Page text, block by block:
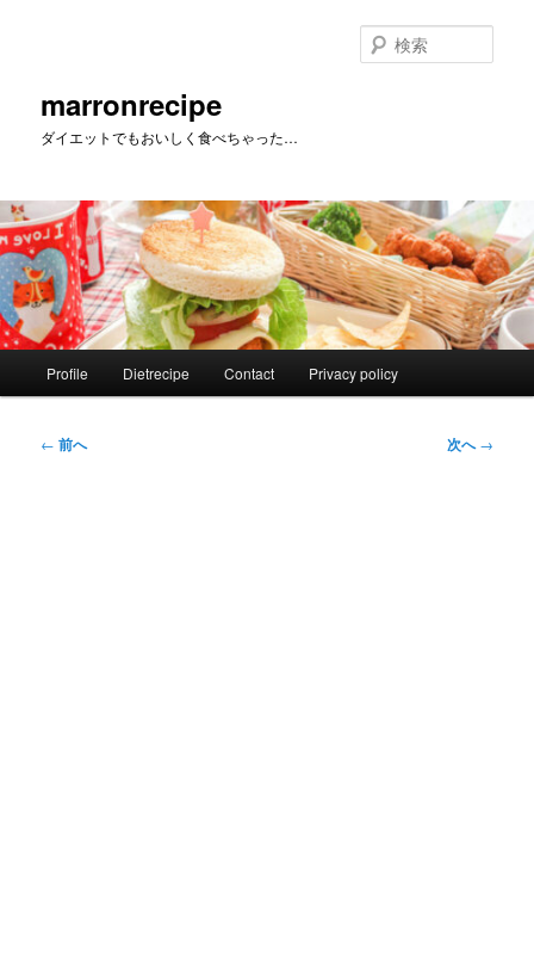
へ
移
動
marronrecipe
ダイエットでもおいしく食べちゃった…
索
Profile Dietrecipe Contact Privacy policy
投
← 前へ 次へ→